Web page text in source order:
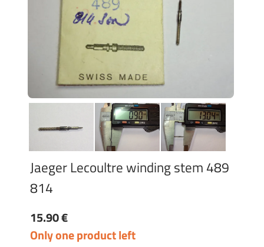
Jaeger Lecoultre winding stem 489
814
15.90 €
Only one product left